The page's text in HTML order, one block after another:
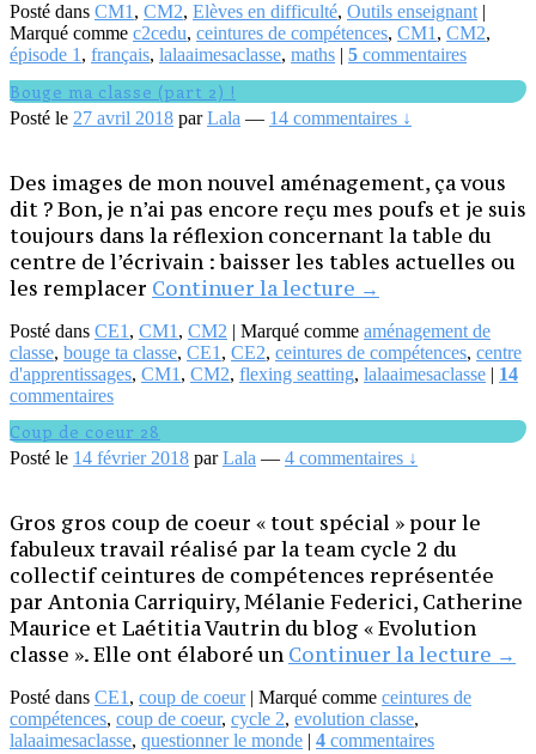
ceintures,
épisode
Posté dans CM1 , CM2, Elèves en difficulté, Outils enseignant |
Marqué comme c2cedu, ceintures de compétences, CM1 , CM2,
épisode 1 , français, lalaaimesaclasse, maths | 5 commentaires
Bouge ma classe (part 2) !
Posté le 27 avril 2018 parLala — 14 commentaires ↓
Des images de mon nouvel aménagement, ça vous
dit ? Bon, je n’ai pas encore reçu mes poufs et je suis
toujours dans la réflexion concernant la table du
centre de l’écrivain : baisser les tables actuelles ou
les remplacer Continuer la lecture Bouge
classe
(part
!
→
Posté dans CE1 , CM1 , CM2 | Marqué comme aménagement de
classe, bouge ta classe, CE1 , CE2, ceintures de compétences, centre
d'apprentissages, CM1 , CM2, flexing seatting, lalaaimesaclasse | 14
commentaires
Coup de coeur 28
Posté le 14 février 2018 parLala — 4 commentaires ↓
Gros gros coup de coeur « tout spécial » pour le
fabuleux travail réalisé par la team cycle 2 du
collectif ceintures de compétences représentée
par Antonia Carriquiry, Mélanie Federici, Catherine
Maurice et Laétitia Vautrin du blog « Evolution
classe ». Elle ont élaboré un Continuer la lecture →
Posté dans CE1, coup de coeur | Marqué comme ceintures de
compétences, coup de coeur, cycle 2, evolution classe,
lalaaimesaclasse, questionner le monde | 4 commentaires